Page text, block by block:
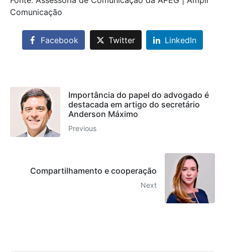
Comunicação
Facebook Twitter LinkedIn
Importância do papel do advogado é
destacada em artigo do secretário
Anderson Máximo
Previous
Compartilhamento e cooperação
Next